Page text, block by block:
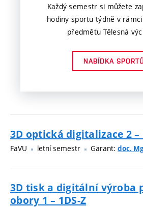
Každý semestr si můžete
hodiny sportu týdně v
předmětu Tělesná
NABÍDKA
3D optická digitalizace 2 –
FaVU letní semestr Garant: doc.
3D tisk a digitální výroba
obory 1 – 1DS-Z